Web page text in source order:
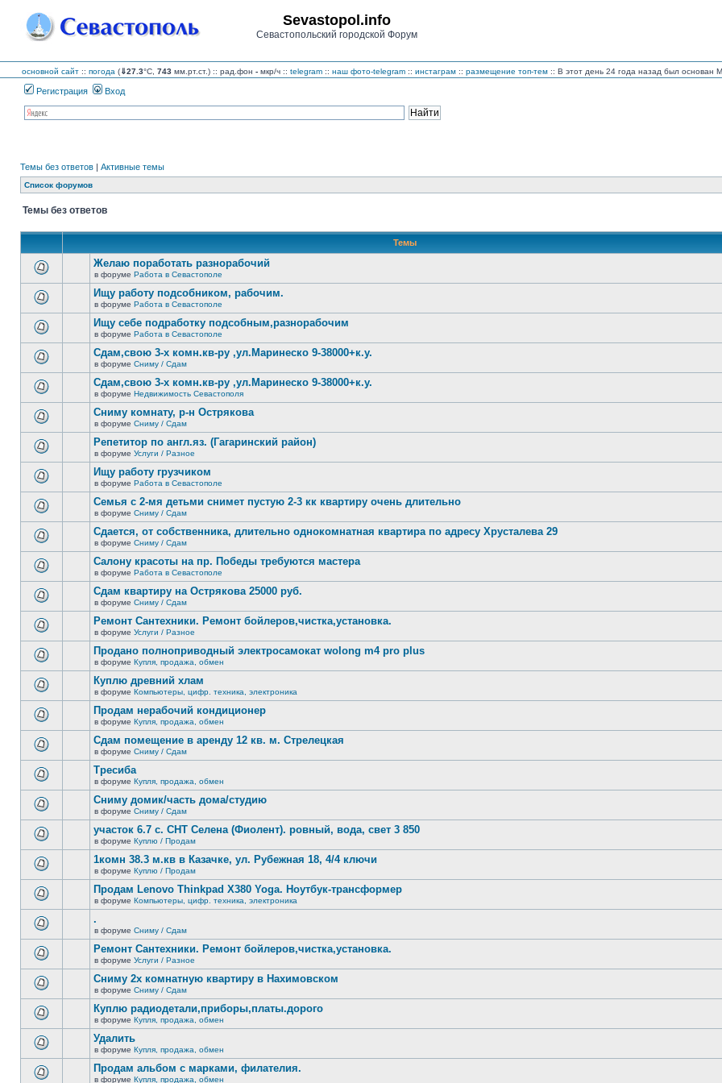
Sevastopol.info
Севастопольский городской Форум
основной сайт :: погода (⇓27.3°C, 743 мм.рт.ст.) :: рад.фон - мкр/ч :: telegram :: наш фото-telegram :: инстаграм :: размещение топ-тем :: В этот день 24 года назад был основан
Регистрация Вход
Темы без ответов | Активные темы
Список форумов
Темы без ответов
Темы
новых
непрочитанных
сообщений.
Желаю поработать разнорабочий
в форуме Работа в Севастополе
новых
непрочитанных
сообщений.
Ищу работу подсобником, рабочим.
в форуме Работа в Севастополе
новых
непрочитанных
сообщений.
Ищу себе подработку подсобным,разнорабочим
в форуме Работа в Севастополе
новых
непрочитанных
сообщений.
Сдам,свою 3-х комн.кв-ру ,ул.Маринеско 9-38000+к.у.
в форуме Сниму / Сдам
новых
непрочитанных
сообщений.
Сдам,свою 3-х комн.кв-ру ,ул.Маринеско 9-38000+к.у.
в форуме Недвижимость Севастополя
новых
непрочитанных
сообщений.
Сниму комнату, р-н Острякова
в форуме Сниму / Сдам
новых
непрочитанных
сообщений.
Репетитор по англ.яз. (Гагаринский район)
в форуме Услуги / Разное
новых
непрочитанных
сообщений.
Ищу работу грузчиком
в форуме Работа в Севастополе
новых
непрочитанных
сообщений.
Семья с 2-мя детьми снимет пустую 2-3 кк квартиру очень длительно
в форуме Сниму / Сдам
новых
непрочитанных
сообщений.
Сдается, от собственника, длительно однокомнатная квартира по адресу Хрусталева 29
в форуме Сниму / Сдам
новых
непрочитанных
сообщений.
Салону красоты на пр. Победы требуются мастера
в форуме Работа в Севастополе
новых
непрочитанных
сообщений.
Сдам квартиру на Острякова 25000 руб.
в форуме Сниму / Сдам
новых
непрочитанных
сообщений.
Ремонт Сантехники. Ремонт бойлеров,чистка,установка.
в форуме Услуги / Разное
новых
непрочитанных
сообщений.
Продано полноприводный электросамокат wolong m4 pro plus
в форуме Купля, продажа, обмен
новых
непрочитанных
сообщений.
Куплю древний хлам
в форуме Компьютеры, цифр. техника, электроника
новых
непрочитанных
сообщений.
Продам нерабочий кондиционер
в форуме Купля, продажа, обмен
новых
непрочитанных
сообщений.
Сдам помещение в аренду 12 кв. м. Стрелецкая
в форуме Сниму / Сдам
новых
непрочитанных
сообщений.
Тресиба
в форуме Купля, продажа, обмен
новых
непрочитанных
сообщений.
Сниму домик/часть дома/студию
в форуме Сниму / Сдам
новых
непрочитанных
сообщений.
участок 6.7 с. СНТ Селена (Фиолент). ровный, вода, свет 3 850
в форуме Куплю / Продам
новых
непрочитанных
сообщений.
1комн 38.3 м.кв в Казачке, ул. Рубежная 18, 4/4 ключи
в форуме Куплю / Продам
новых
непрочитанных
сообщений.
Продам Lenovo Thinkpad X380 Yoga. Ноутбук-трансформер
в форуме Компьютеры, цифр. техника, электроника
новых
непрочитанных
сообщений.
.
в форуме Сниму / Сдам
новых
непрочитанных
сообщений.
Ремонт Сантехники. Ремонт бойлеров,чистка,установка.
в форуме Услуги / Разное
новых
непрочитанных
сообщений.
Сниму 2х комнатную квартиру в Нахимовском
в форуме Сниму / Сдам
новых
непрочитанных
сообщений.
Куплю радиодетали,приборы,платы.дорого
в форуме Купля, продажа, обмен
Удалить
в форуме Купля, продажа, обмен
Продам альбом с марками, филателия.
в форуме Купля, продажа, обмен